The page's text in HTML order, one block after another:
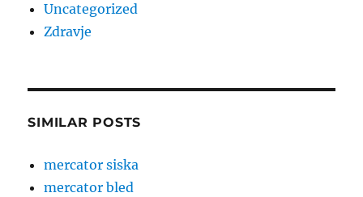
Uncategorized
Zdravje
SIMILAR POSTS
mercator siska
mercator bled